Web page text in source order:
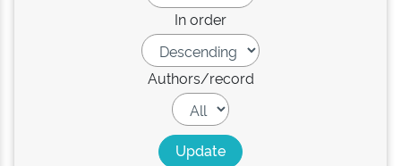
In order
Authors/record